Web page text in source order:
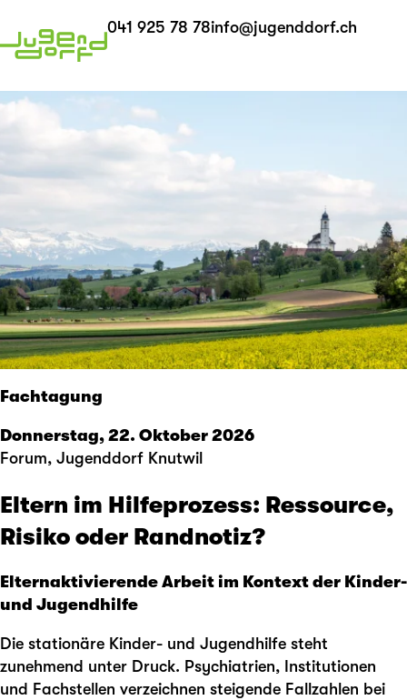
041 925 78 78info@jugenddorf.ch
Fachtagung
Donnerstag, 22. Oktober 2026
Forum, Jugenddorf Knutwil
Eltern im Hilfeprozess: Ressource,
Risiko oder Randnotiz?
Elternaktivierende Arbeit im Kontext der Kinder-
und Jugendhilfe
Die stationäre Kinder- und Jugendhilfe steht
zunehmend unter Druck. Psychiatrien, Institutionen
und Fachstellen verzeichnen steigende Fallzahlen bei